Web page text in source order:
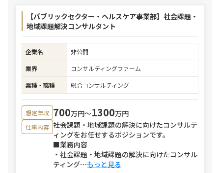
【パブリックセクター・ヘルスケア事業部】社会課題・
地域課題解決コンサルタント
企業名
非公開
業界
コンサルティングファーム
業種・職種
総合コンサルティング
想定年収 700万円〜1300万円
仕事内容 社会課題・地域課題の解決に向けたコンサルテ
ィングをお任せするポジションです。
■業務内容
・社会課題・地域課題の解決に向けたコンサル
ティング⋯もっと見る